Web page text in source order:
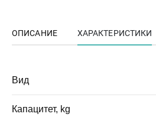
ОПИСАНИЕ ХАРАКТЕРИСТИКИ
Вид
Капацитет, kg